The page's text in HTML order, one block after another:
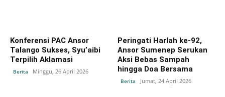
Konferensi PAC Ansor
Talango Sukses, Syu’aibi
Terpilih Aklamasi
Berita Minggu, 26 April 2026
Peringati Harlah ke-92,
Ansor Sumenep Serukan
Aksi Bebas Sampah
hingga Doa Bersama
Berita Jumat, 24 April 2026